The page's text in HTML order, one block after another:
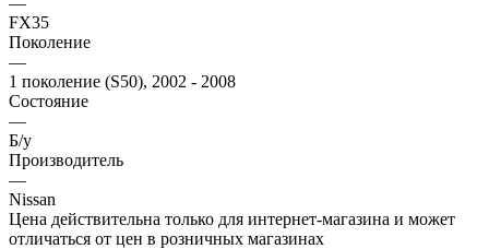
FX35
Поколение
—
1 поколение (S50), 2002 - 2008
Состояние
—
Б/у
Производитель
—
Nissan
Цена действительна только для интернет-магазина и может
отличаться от цен в розничных магазинах